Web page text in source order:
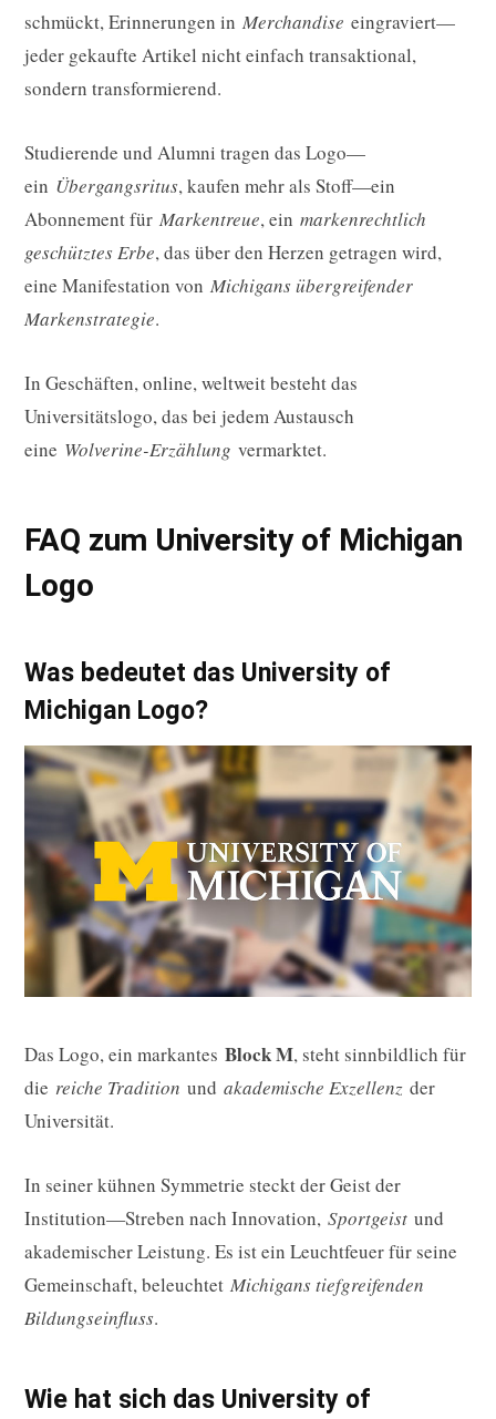
schmückt, Erinnerungen in Merchandise eingraviert—
jeder gekaufte Artikel nicht einfach transaktional,
sondern transformierend.
Studierende und Alumni tragen das Logo—
ein Übergangsritus, kaufen mehr als Stoff—ein
Abonnement für Markentreue, ein markenrechtlich
geschütztes Erbe, das über den Herzen getragen wird,
eine Manifestation von Michigans übergreifender
Markenstrategie.
In Geschäften, online, weltweit besteht das
Universitätslogo, das bei jedem Austausch
eine Wolverine-Erzählung vermarktet.
FAQ zum University of Michigan
Logo
Was bedeutet das University of
Michigan Logo?
Das Logo, ein markantes Block M, steht sinnbildlich für
die reiche Tradition und akademische Exzellenz der
Universität.
In seiner kühnen Symmetrie steckt der Geist der
Institution—Streben nach Innovation, Sportgeist und
akademischer Leistung. Es ist ein Leuchtfeuer für seine
Gemeinschaft, beleuchtet Michigans tiefgreifenden
Bildungseinfluss.
Wie hat sich das University of